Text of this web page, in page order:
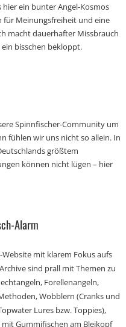
ein bunter Angel-Kosmos
für Meinungsfreiheit und eine
macht dauerhafter Missbrauch
bisschen bekloppt.
Spinnfischer-Community um
fühlen wir uns nicht so allein. In
größtem
können nicht lügen – hier
Alarm
Website mit klarem Fokus aufs
sind prall mit Themen zu
Forellenangeln,
Wobblern (Cranks und
Lures bzw. Toppies),
Gummifischen am Bleikopf